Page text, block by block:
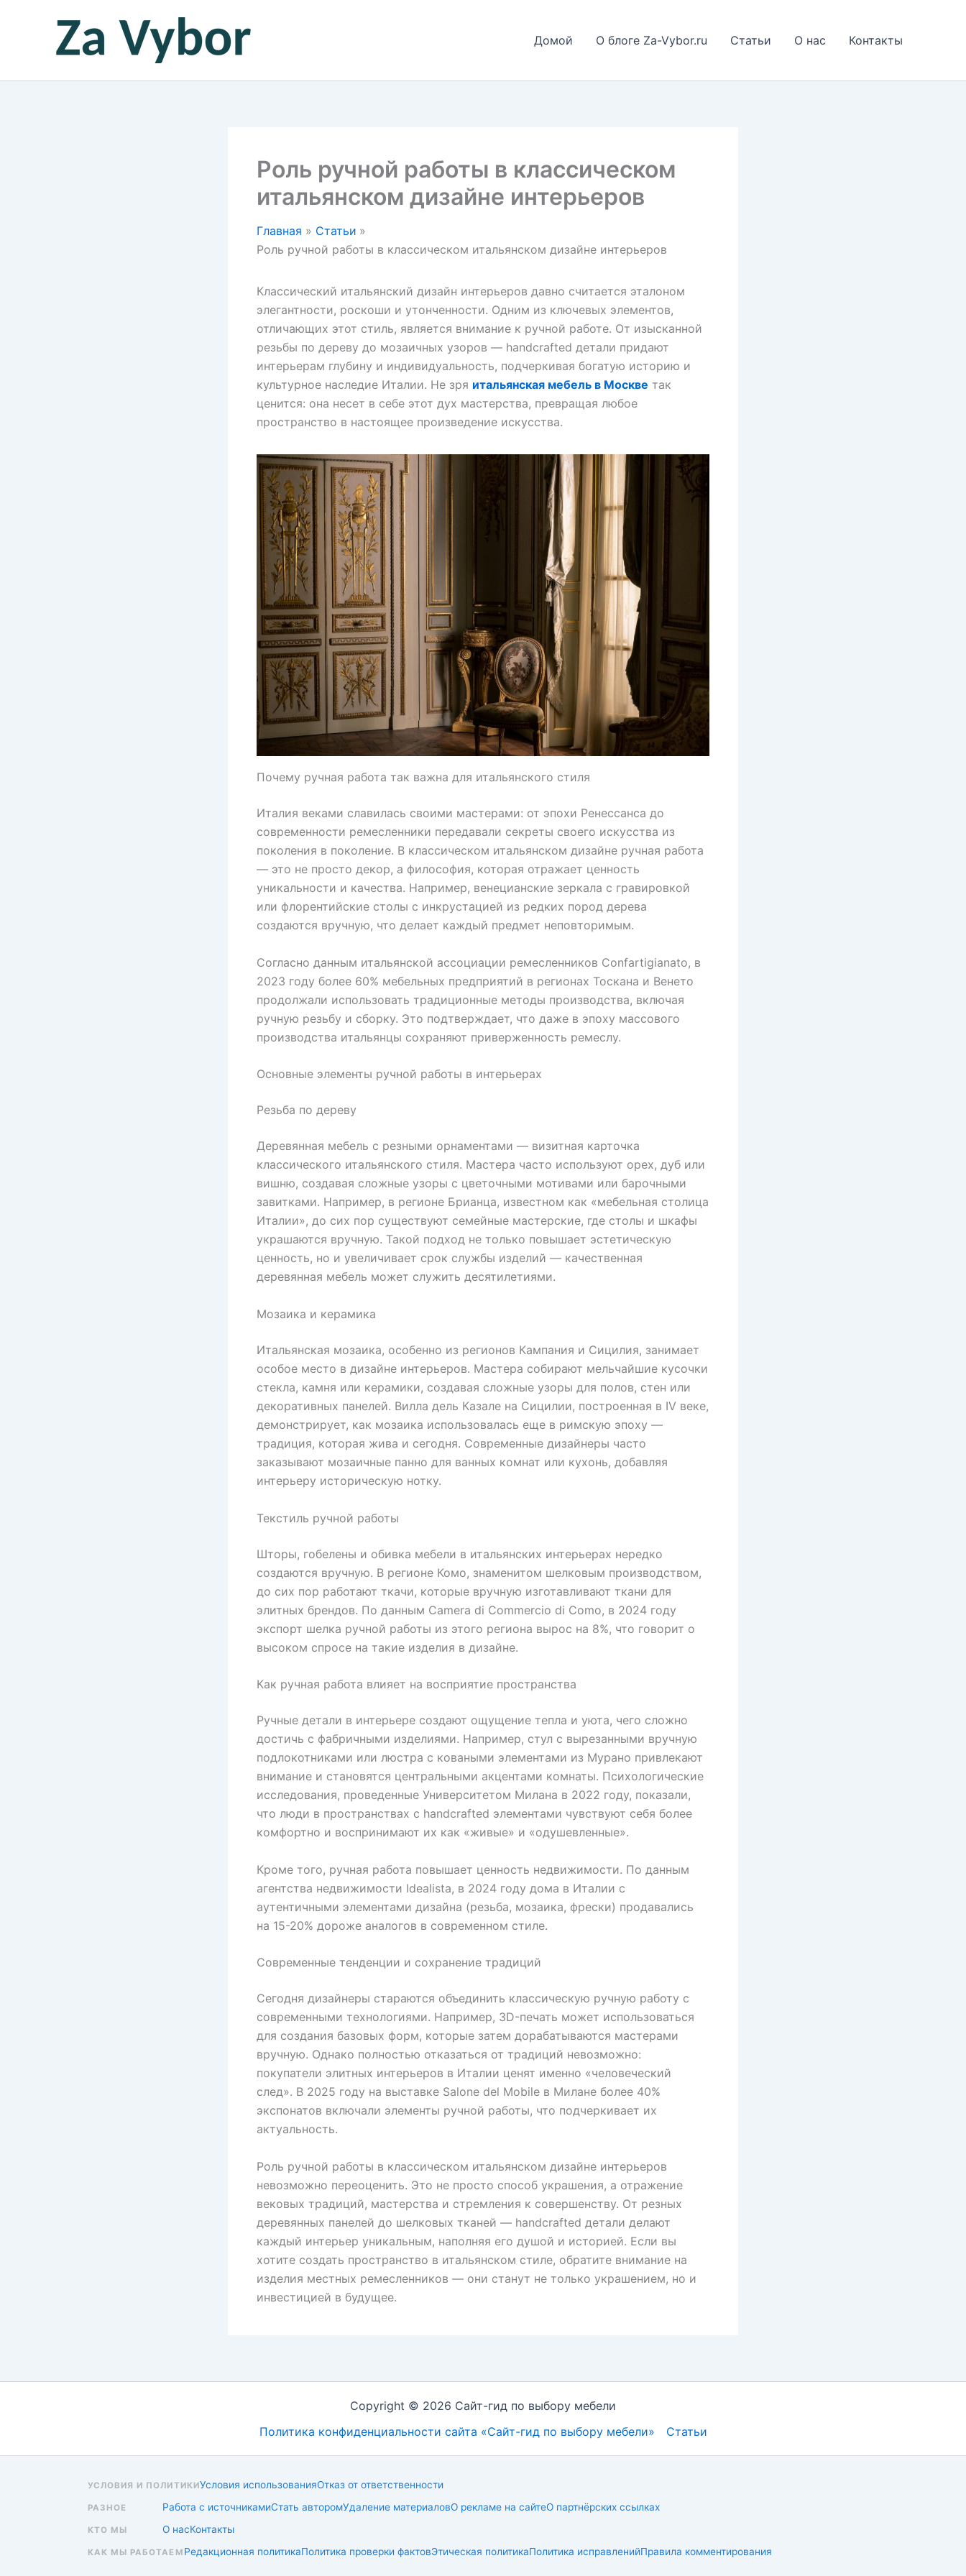
содержимому
Домой О блоге Za-Vybor.ru Статьи О нас Контакты
Роль ручной работы в классическом
итальянском дизайне интерьеров
Главная
Статьи
Роль ручной работы в классическом итальянском дизайне интерьеров
Классический итальянский дизайн интерьеров давно считается эталоном
элегантности, роскоши и утонченности. Одним из ключевых элементов,
отличающих этот стиль, является внимание к ручной работе. От изысканной
резьбы по дереву до мозаичных узоров — handcrafted детали придают
интерьерам глубину и индивидуальность, подчеркивая богатую историю и
культурное наследие Италии. Не зря итальянская мебель в Москве так
ценится: она несет в себе этот дух мастерства, превращая любое
пространство в настоящее произведение искусства.
Почему ручная работа так важна для итальянского стиля
Италия веками славилась своими мастерами: от эпохи Ренессанса до
современности ремесленники передавали секреты своего искусства из
поколения в поколение. В классическом итальянском дизайне ручная работа
— это не просто декор, а философия, которая отражает ценность
уникальности и качества. Например, венецианские зеркала с гравировкой
или флорентийские столы с инкрустацией из редких пород дерева
создаются вручную, что делает каждый предмет неповторимым.
Согласно данным итальянской ассоциации ремесленников Confartigianato, в
2023 году более 60% мебельных предприятий в регионах Тоскана и Венето
продолжали использовать традиционные методы производства, включая
ручную резьбу и сборку. Это подтверждает, что даже в эпоху массового
производства итальянцы сохраняют приверженность ремеслу.
Основные элементы ручной работы в интерьерах
Резьба по дереву
Деревянная мебель с резными орнаментами — визитная карточка
классического итальянского стиля. Мастера часто используют орех, дуб или
вишню, создавая сложные узоры с цветочными мотивами или барочными
завитками. Например, в регионе Брианца, известном как «мебельная столица
Италии», до сих пор существуют семейные мастерские, где столы и шкафы
украшаются вручную. Такой подход не только повышает эстетическую
ценность, но и увеличивает срок службы изделий — качественная
деревянная мебель может служить десятилетиями.
Мозаика и керамика
Итальянская мозаика, особенно из регионов Кампания и Сицилия, занимает
особое место в дизайне интерьеров. Мастера собирают мельчайшие кусочки
стекла, камня или керамики, создавая сложные узоры для полов, стен или
декоративных панелей. Вилла дель Казале на Сицилии, построенная в IV веке,
демонстрирует, как мозаика использовалась еще в римскую эпоху —
традиция, которая жива и сегодня. Современные дизайнеры часто
заказывают мозаичные панно для ванных комнат или кухонь, добавляя
интерьеру историческую нотку.
Текстиль ручной работы
Шторы, гобелены и обивка мебели в итальянских интерьерах нередко
создаются вручную. В регионе Комо, знаменитом шелковым производством,
до сих пор работают ткачи, которые вручную изготавливают ткани для
элитных брендов. По данным Camera di Commercio di Como, в 2024 году
экспорт шелка ручной работы из этого региона вырос на 8%, что говорит о
высоком спросе на такие изделия в дизайне.
Как ручная работа влияет на восприятие пространства
Ручные детали в интерьере создают ощущение тепла и уюта, чего сложно
достичь с фабричными изделиями. Например, стул с вырезанными вручную
подлокотниками или люстра с коваными элементами из Мурано привлекают
внимание и становятся центральными акцентами комнаты. Психологические
исследования, проведенные Университетом Милана в 2022 году, показали,
что люди в пространствах с handcrafted элементами чувствуют себя более
комфортно и воспринимают их как «живые» и «одушевленные».
Кроме того, ручная работа повышает ценность недвижимости. По данным
агентства недвижимости Idealista, в 2024 году дома в Италии с
аутентичными элементами дизайна (резьба, мозаика, фрески) продавались
на 15-20% дороже аналогов в современном стиле.
Современные тенденции и сохранение традиций
Сегодня дизайнеры стараются объединить классическую ручную работу с
современными технологиями. Например, 3D-печать может использоваться
для создания базовых форм, которые затем дорабатываются мастерами
вручную. Однако полностью отказаться от традиций невозможно:
покупатели элитных интерьеров в Италии ценят именно «человеческий
след». В 2025 году на выставке Salone del Mobile в Милане более 40%
экспонатов включали элементы ручной работы, что подчеркивает их
актуальность.
Роль ручной работы в классическом итальянском дизайне интерьеров
невозможно переоценить. Это не просто способ украшения, а отражение
вековых традиций, мастерства и стремления к совершенству. От резных
деревянных панелей до шелковых тканей — handcrafted детали делают
каждый интерьер уникальным, наполняя его душой и историей. Если вы
хотите создать пространство в итальянском стиле, обратите внимание на
изделия местных ремесленников — они станут не только украшением, но и
инвестицией в будущее.
Copyright © 2026 Сайт-гид по выбору мебели
Политика конфиденциальности сайта «Сайт-гид по выбору мебели»
Статьи
УСЛОВИЯ И ПОЛИТИКИУсловия использованияОтказ от ответственности
РАЗНОЕ Работа с источникамиСтать авторомУдаление материаловО рекламе на сайтеО партнёрских ссылках
КТО МЫ О насКонтакты
КАК МЫ РАБОТАЕМ Редакционная политикаПолитика проверки фактовЭтическая политикаПолитика исправленийПравила комментирования